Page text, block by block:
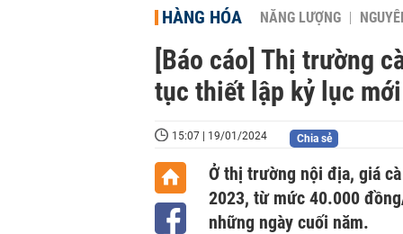
HÀNG HÓA NĂNG LƯỢNG
[Báo cáo] Thị trường
tục thiết lập kỷ lục mới
15:07 | 19/01/2024 Chia sẻ
Ở thị trường nội địa, giá
2023, từ mức 40.000
những ngày cuối năm.